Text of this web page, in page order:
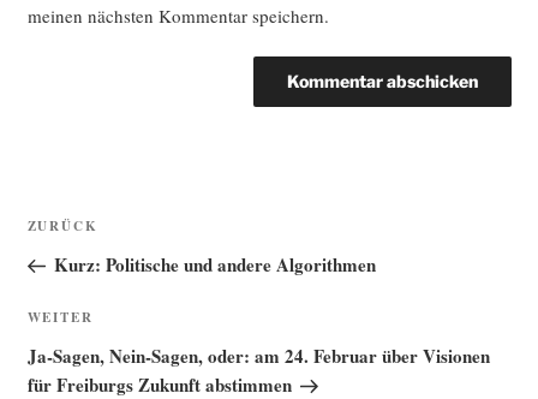
meinen nächsten Kommentar speichern.
Beitragsnavigation
Vorheriger
Beitrag
ZURÜCK
Kurz: Politische und andere Algorithmen
Nächster
Beitrag
WEITER
Ja-Sagen, Nein-Sagen, oder: am 24. Februar über Visionen
für Freiburgs Zukunft abstimmen